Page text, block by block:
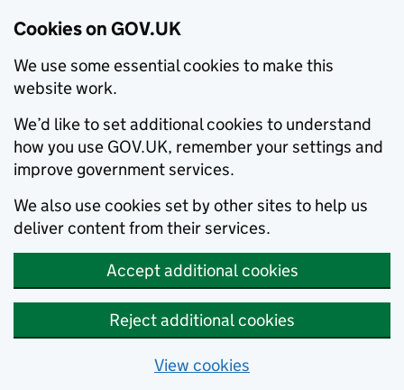
Cookies on GOV.UK
We use some essential cookies to make this
website work.
We’d like to set additional cookies to understand
how you use GOV.UK, remember your settings and
improve government services.
We also use cookies set by other sites to help us
deliver content from their services.
Accept additional cookies
Reject additional cookies
View cookies